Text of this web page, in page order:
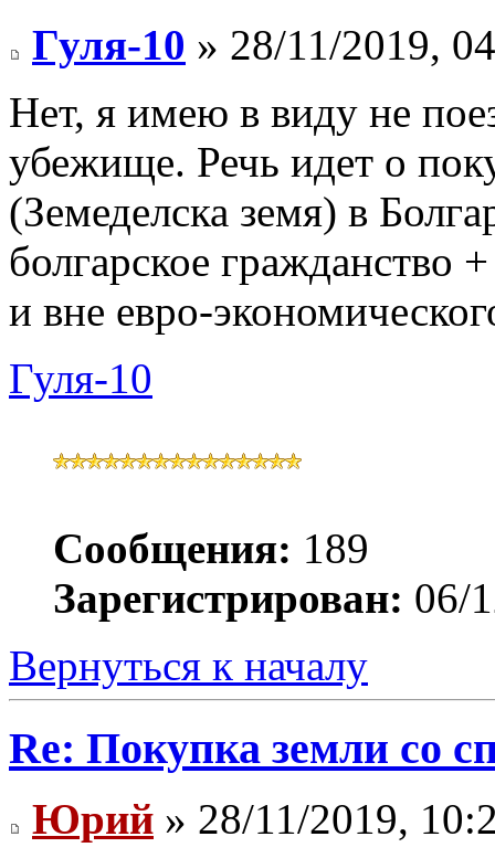
Гуля-10 » 28/11/2019,
Нет, я имею в виду не
убежище. Речь идет о
(Земеделска земя) в
болгарское гражданство
и вне евро-
Гуля-10
Сообщения: 189
Зарегистрирован: 06/
Вернуться к началу
Re: Покупка земли со
Юрий » 28/11/2019,